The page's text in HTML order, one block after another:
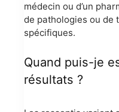
médecin ou d’un
de pathologies ou de
spécifiques.
Quand puis-je
résultats ?